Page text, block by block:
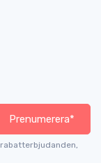
Prenumerera*